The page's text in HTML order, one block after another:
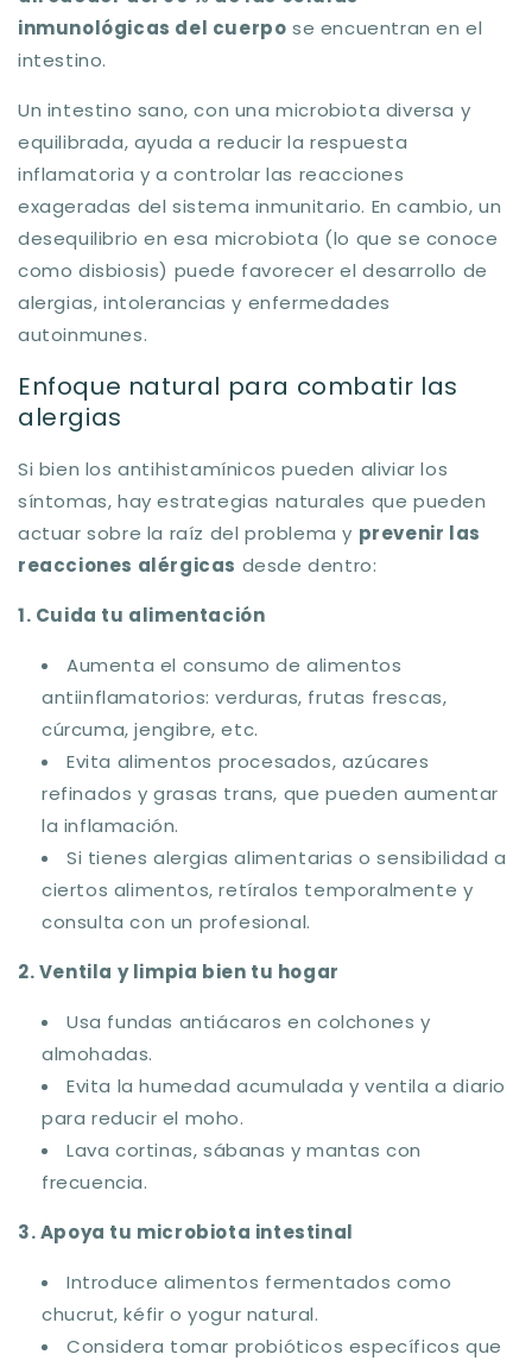
inmunológicas del cuerpo se encuentran en el
intestino.
Un intestino sano, con una microbiota diversa y
equilibrada, ayuda a reducir la respuesta
inflamatoria y a controlar las reacciones
exageradas del sistema inmunitario. En cambio, un
desequilibrio en esa microbiota (lo que se conoce
como disbiosis) puede favorecer el desarrollo de
alergias, intolerancias y enfermedades
autoinmunes.
Enfoque natural para combatir las
alergias
Si bien los antihistamínicos pueden aliviar los
síntomas, hay estrategias naturales que pueden
actuar sobre la raíz del problema y prevenir las
reacciones alérgicas desde dentro:
1. Cuida tu alimentación
Aumenta el consumo de alimentos
antiinflamatorios: verduras, frutas frescas,
cúrcuma, jengibre, etc.
Evita alimentos procesados, azúcares
refinados y grasas trans, que pueden aumentar
la inflamación.
Si tienes alergias alimentarias o sensibilidad a
ciertos alimentos, retíralos temporalmente y
consulta con un profesional.
2. Ventila y limpia bien tu hogar
Usa fundas antiácaros en colchones y
almohadas.
Evita la humedad acumulada y ventila a diario
para reducir el moho.
Lava cortinas, sábanas y mantas con
frecuencia.
3. Apoya tu microbiota intestinal
Introduce alimentos fermentados como
chucrut, kéfir o yogur natural.
Considera tomar probióticos específicos que